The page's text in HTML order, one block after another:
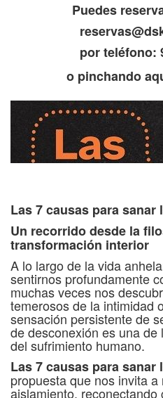
Puedes
por teléfono:
o pinchando
Las 7 causas para sanar
Un recorrido desde la
transformación interior
A lo largo de la vida
sentirnos profundamente
muchas veces nos
temerosos de la intimidad
sensación persistente de
de desconexión es una
del sufrimiento humano.
Las 7 causas para sanar
propuesta que nos invita
aislamiento,